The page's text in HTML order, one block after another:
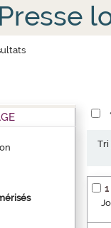
Presse
Tri
1